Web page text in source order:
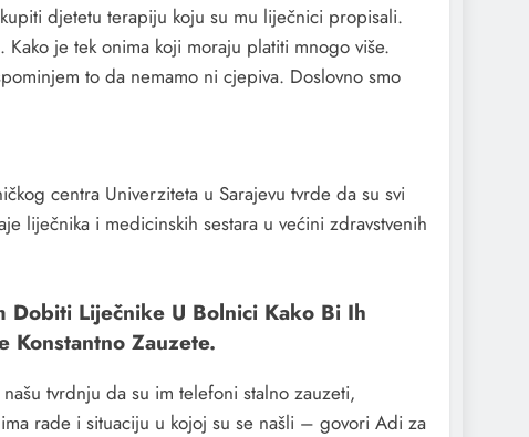
djetetu terapiju koju su mu liječnici propisali.
je tek onima koji moraju platiti mnogo više.
to da nemamo ni cjepiva. Doslovno smo
centra Univerziteta u Sarajevu tvrde da su svi
liječnika i medicinskih sestara u većini zdravstvenih
Dobiti Liječnike U Bolnici Kako Bi Ih
Konstantno Zauzete.
tvrdnju da su im telefoni stalno zauzeti,
rade i situaciju u kojoj su se našli – govori Adi za